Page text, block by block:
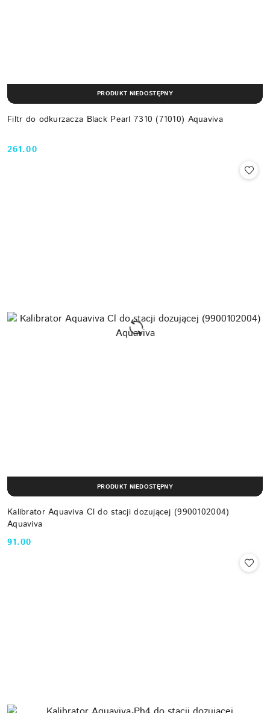
Filtr do odkurzacza Black Pearl 7310 (71010) Aquaviva
Cena:
261.00
PRODUKT NIEDOSTĘPNY
Kalibrator Aquaviva Cl do stacji dozującej (9900102004)
Aquaviva
Cena:
91.00
PRODUKT NIEDOSTĘPNY